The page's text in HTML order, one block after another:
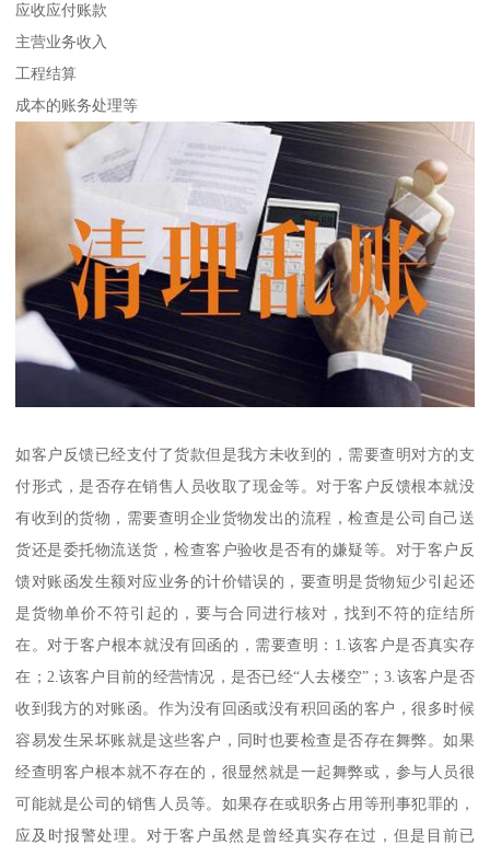
应收应付账款
主营业务收入
工程结算
成本的账务处理等
如客户反馈已经支付了货款但是我方未收到的，需要查明对方的支
付形式，是否存在销售人员收取了现金等。对于客户反馈根本就没
有收到的货物，需要查明企业货物发出的流程，检查是公司自己送
货还是委托物流送货，检查客户验收是否有的嫌疑等。对于客户反
馈对账函发生额对应业务的计价错误的，要查明是货物短少引起还
是货物单价不符引起的，要与合同进行核对，找到不符的症结所
在。对于客户根本就没有回函的，需要查明：1.该客户是否真实存
在；2.该客户目前的经营情况，是否已经“人去楼空”；3.该客户是否
收到我方的对账函。作为没有回函或没有积回函的客户，很多时候
容易发生呆坏账就是这些客户，同时也要检查是否存在舞弊。如果
经查明客户根本就不存在的，很显然就是一起舞弊或，参与人员很
可能就是公司的销售人员等。如果存在或职务占用等刑事犯罪的，
应及时报警处理。对于客户虽然是曾经真实存在过，但是目前已